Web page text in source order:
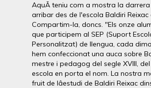
AquÃ­ teniu com a mostra la
arribar des de l'escola Baldiri Reixac
Compartim-la, doncs. "Els onze
que participem al SEP (Suport
Personalitzat) de llengua, cada
hem confeccionat una auca sobre
mestre i pedagog del segle XVIII,
escola en porta el nom. La nostra
fruit de lâestudi de Baldiri Reixac